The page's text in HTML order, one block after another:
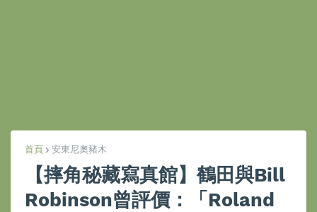
首頁 安東尼奧豬木
【摔角秘藏寫真館】鶴田與Bill
Robinson曾評價：「Roland